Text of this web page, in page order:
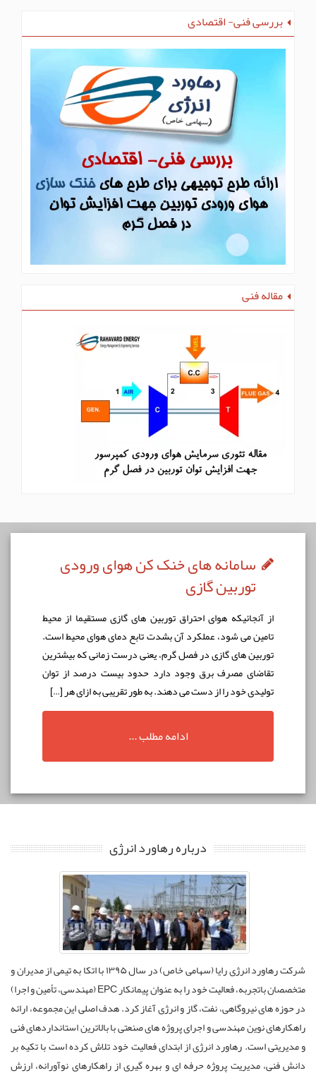
بررسی فنی- اقتصادی
مقاله فنی
سامانه های خنک کن هوای ورودی
توربین گازی
از آنجائيكه هوای احتراق توربين های گازی مستقيما از محيط
تامين می شود، عملكرد آن بشدت تابع دمای هوای محيط است.
توربين های گازی در فصل گرم، يعنی درست زمانی که بيشترين
تقاضای مصرف برق وجود دارد حدود بيست درصد از توان
توليدی خود را از دست می دهند. به طور تقریبی به ازای هر […]
ادامه مطلب ...
درباره رهاورد انرژی
شرکت رهاورد انرژی رایا (سهامی خاص) در سال ۱۳۹۵ با اتکا به تیمی از مدیران و
متخصصان باتجربه، فعالیت خود را به عنوان پیمانکار EPC (مهندسی، تأمین و اجرا)
در حوزه های نیروگاهی، نفت، گاز و انرژی آغاز کرد. هدف اصلی این مجموعه، ارائه
راهکارهای نوین مهندسی و اجرای پروژه های صنعتی با بالاترین استانداردهای فنی
و مدیریتی است. رهاورد انرژی از ابتدای فعالیت خود تلاش کرده است با تکیه بر
دانش فنی، مدیریت پروژه حرفه ای و بهره گیری از راهکارهای نوآورانه، ارزش